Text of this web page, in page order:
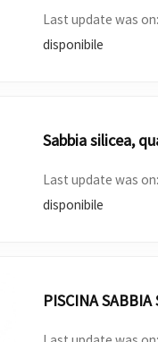
Last update was
disponibile
Sabbia silicea,
Last update was
disponibile
PISCINA